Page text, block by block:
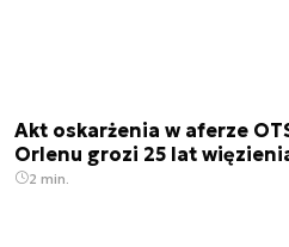
Akt oskarżenia w aferze
Orlenu grozi 25 lat
2 min.